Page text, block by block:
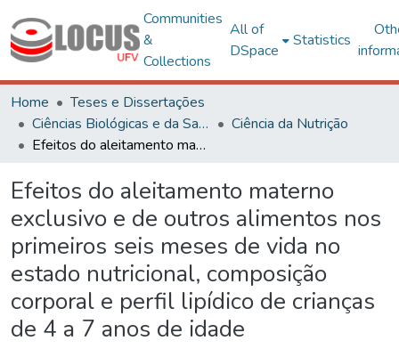
Communities
&
Collections
All of
DSpace
Statistics
Home
Teses e Dissertações
Ciências Biológicas e da Saúde
Ciência da Nutrição
Efeitos do aleitamento materno exclusivo e de outros alimentos nos primeiros seis meses de vida no estado nutricional, composição corporal e perfil lipídico de crianças de 4 a 7 anos de idade
Efeitos do aleitamento materno
exclusivo e de outros alimentos nos
primeiros seis meses de vida no
estado nutricional, composição
corporal e perfil lipídico de crianças
de 4 a 7 anos de idade